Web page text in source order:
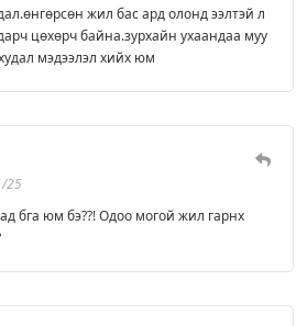
жил бас ард олонд ээлтэй л
цөхөрч байна.зурхайн ухаандаа муу
мэдээлэл хийх юм
25
бга юм бэ??! Одоо могой жил гарнх